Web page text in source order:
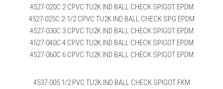
4527-020C 2 CPVC TU2K IND BALL CHECK SPIGOT EPDM
4527-025C 2-1/2 CPVC TU2K IND BALL CHECK SPG EPDM
4527-030C 3 CPVC TU2K IND BALL CHECK SPIGOT EPDM
4527-040C 4 CPVC TU2K IND BALL CHECK SPIGOT EPDM
4527-060C 6 CPVC TU2K IND BALL CHECK SPIGOT EPDM
4537-005 1/2 PVC TU2K IND BALL CHECK SPIGOT FKM